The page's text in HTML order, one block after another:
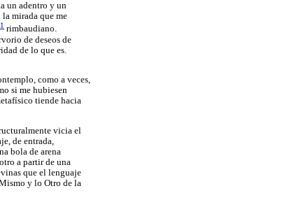
un adentro y un
mirada que me
1 rimbaudiano.
de deseos de
de lo que es.
como a veces,
si me hubiesen
tiende hacia
vicia el
de entrada,
bola de arena
a partir de una
que el lenguaje
y lo Otro de la